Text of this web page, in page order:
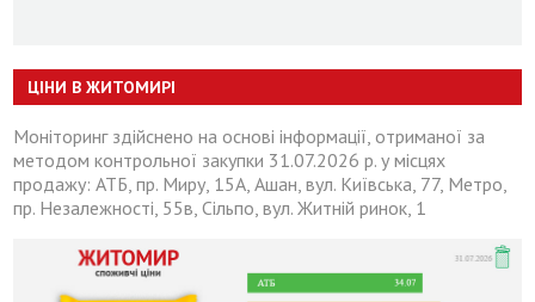
ЦІНИ В ЖИТОМИРІ
Моніторинг здійснено на основі інформації, отриманої за
методом контрольної закупки 31.07.2026 р. у місцях
продажу: АТБ, пр. Миру, 15А, Ашан, вул. Київська, 77, Метро,
пр. Незалежності, 55в, Сільпо, вул. Житній ринок, 1